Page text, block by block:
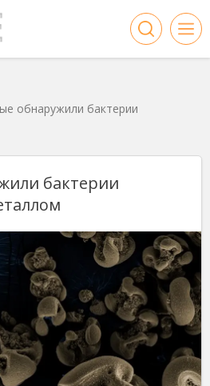
обнаружили бактерии
бактерии